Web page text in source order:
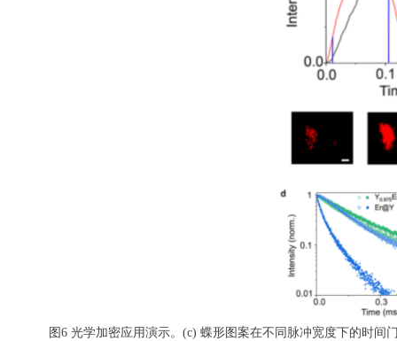
图6 光学加密应用演示。(c) 蝶形图案在不同脉冲宽度下的时间